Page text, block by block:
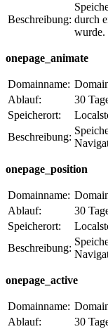
Beschreibung: durch
wurde.
onepage_animate
Domainname:
Ablauf:
30
Speicherort:
Beschreibung:
onepage_position
Domainname:
Ablauf:
30
Speicherort:
Beschreibung:
onepage_active
Domainname:
Ablauf:
30